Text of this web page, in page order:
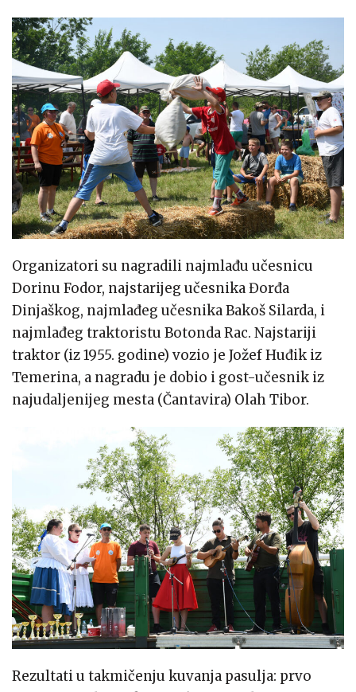
Organizatori su nagradili najmlađu učesnicu
Dorinu Fodor, najstarijeg učesnika Đorđa
Dinjaškog, najmlađeg učesnika Bakoš Silarda, i
najmlađeg traktoristu Botonda Rac. Najstariji
traktor (iz 1955. godine) vozio je Jožef Huđik iz
Temerina, a nagradu je dobio i gost-učesnik iz
najudaljenijeg mesta (Čantavira) Olah Tibor.
Rezultati u takmičenju kuvanja pasulja: prvo